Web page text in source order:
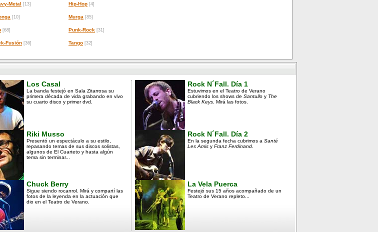
Metal [13] Hip-Hop [4]
[10] Murga [85]
[68] Punk-Rock [31]
Fusión [36] Tango [32]
Los Casal
La banda festejó en Sala Zitarrosa su
primera década de vida grabando en vivo
su cuarto disco y primer dvd.
Riki Musso
Presentó un espectáculo a su estilo,
repasando temas de sus discos solistas,
algunos de El Cuarteto y hasta algún
tema sin terminar...
Chuck Berry
Sigue siendo rocanrol. Mirá y compartí las
fotos de la leyenda en la actuación que
dio en el Teatro de Verano.
Rock N´Fall. Día 1
Estuvimos en el Teatro de Verano
cubriendo los shows de Santullo y The
Black Keys . Mirá las fotos.
Rock N´Fall. Día 2
En la segunda fecha cubrimos a Santé
Les Amis y Franz Ferdinand
La Vela Puerca
Festejó sus 15 años acompañado de un
Teatro de Verano repleto...